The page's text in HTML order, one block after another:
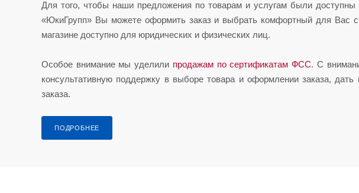
Для того, чтобы наши предложения по товарам и услугам были доступны
«ЮкиГрупп» Вы можете оформить заказ и выбрать комфортный для Вас
магазине доступно для юридических и физических лиц.
Особое внимание мы уделили продажам по сертификатам ФСС. С
консультативную поддержку в выборе товара и оформлении заказа,
заказа.
ПОДРОБНЕЕ